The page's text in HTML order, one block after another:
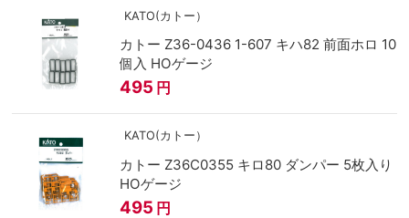
KATO(カトー）
カトー Z36-0436 1-607 キハ82 前面ホロ 10
個入 HOゲージ
495 円
KATO(カトー）
カトー Z36C0355 キロ80 ダンパー 5枚入り
HOゲージ
495 円